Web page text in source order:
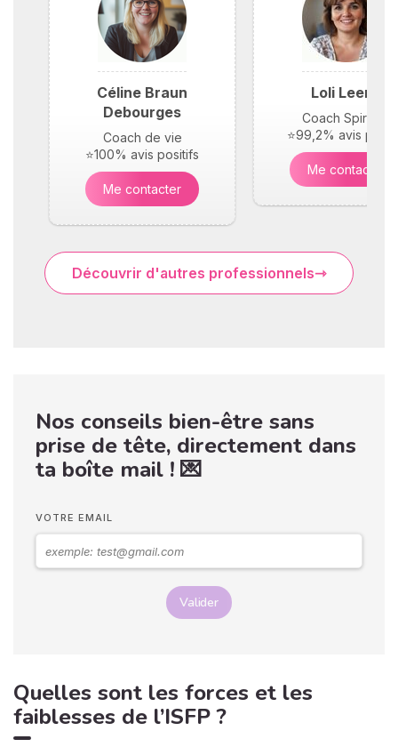
Céline Braun
Debourges
Coach de vie
⭐100% avis positifs
Me contacter
Loli Leene
Coach Spirituel
⭐99,2% avis
Me contacter
Découvrir d'autres professionnels
Nos conseils bien-être sans
prise de tête, directement dans
ta boîte mail ! 💌
VOTRE EMAIL
Valider
Quelles sont les forces et les
faiblesses de l’ISFP ?